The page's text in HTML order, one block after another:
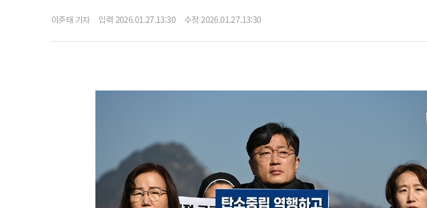
이준태 기자 입력 2026.01.27.13:30 수정 2026.01.27.13:30